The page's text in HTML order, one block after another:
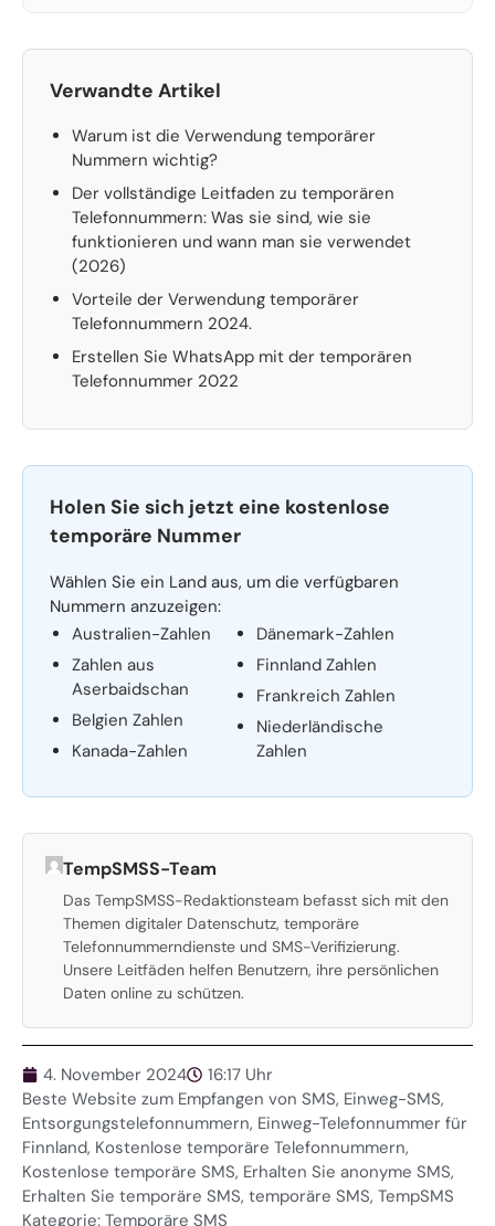
Verwandte Artikel
Warum ist die Verwendung temporärer
Nummern wichtig?
Der vollständige Leitfaden zu temporären
Telefonnummern: Was sie sind, wie sie
funktionieren und wann man sie verwendet
(2026)
Vorteile der Verwendung temporärer
Telefonnummern 2024.
Erstellen Sie WhatsApp mit der temporären
Telefonnummer 2022
Holen Sie sich jetzt eine kostenlose
temporäre Nummer
Wählen Sie ein Land aus, um die verfügbaren
Nummern anzuzeigen:
Australien-Zahlen
Zahlen aus
Aserbaidschan
Belgien Zahlen
Kanada-Zahlen
Dänemark-Zahlen
Finnland Zahlen
Frankreich Zahlen
Niederländische
Zahlen
TempSMSS-Team
Das TempSMSS-Redaktionsteam befasst sich mit den
Themen digitaler Datenschutz, temporäre
Telefonnummerndienste und SMS-Verifizierung.
Unsere Leitfäden helfen Benutzern, ihre persönlichen
Daten online zu schützen.
4. November 2024
16:17 Uhr
Beste Website zum Empfangen von SMS, Einweg-SMS,
Entsorgungstelefonnummern, Einweg-Telefonnummer für
Finnland, Kostenlose temporäre Telefonnummern,
Kostenlose temporäre SMS, Erhalten Sie anonyme SMS,
Erhalten Sie temporäre SMS, temporäre SMS, TempSMS
Kategorie: Temporäre SMS